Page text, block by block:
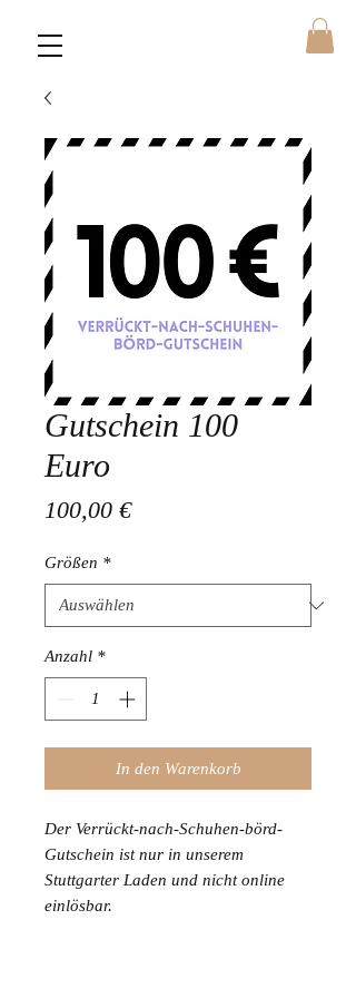
Gutschein 100
Euro
100,00 €Preis
Größen *
Anzahl *
In den Warenkorb
Der Verrückt-nach-Schuhen-börd-
Gutschein ist nur in unserem
Stuttgarter Laden und nicht online
einlösbar.